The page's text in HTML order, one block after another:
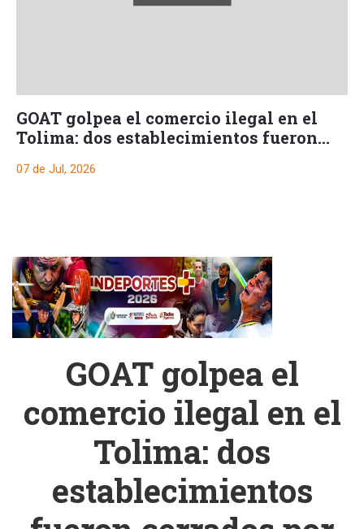
GOAT golpea el comercio ilegal en el
Tolima: dos establecimientos fueron
07 de Jul, 2026
GOAT golpea el
comercio ilegal en el
Tolima: dos
establecimientos